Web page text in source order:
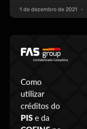
1 de dezembro de 2021